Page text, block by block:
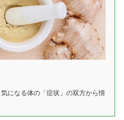
になる体の「症状」の双方から情